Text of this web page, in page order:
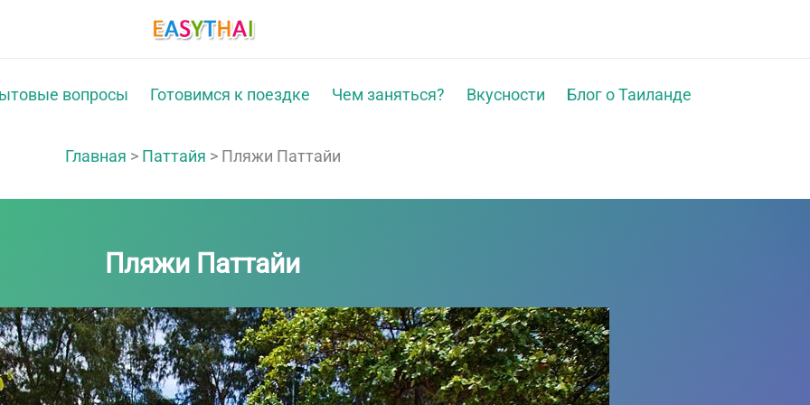
вопросы Готовимся к поездке Чем заняться? Вкусности Блог о Таиланде
Главная > Паттайя > Пляжи Паттайи
Пляжи Паттайи